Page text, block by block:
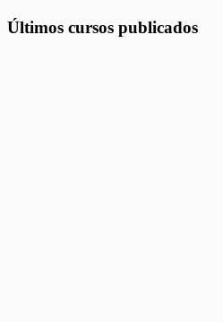
Últimos cursos publicados